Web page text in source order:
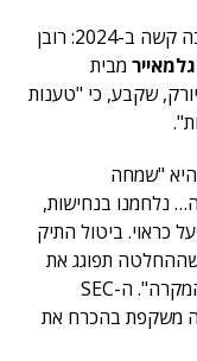
התיק של ה-SEC נגד סולארווינדס ספג מכה קשה ב-2024: רובן
מבית
שקבע, כי "טענות
היא "שמחה
נלחמנו בנחישות,
כראוי. ביטול התיק
שההחלטה תפוגג את
החששות שרבים מהמנמ"רים הביעו לגבי המקרה". ה-SEC
משקפת בהכרח את